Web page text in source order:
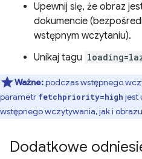
Upewnij się, że obraz
dokumencie
wstępnym wczytaniu).
Unikaj tagu
Ważne:podczas wstępnego
parametr fetchpriority=high jest
wstępnego wczytywania, jak i
Dodatkowe